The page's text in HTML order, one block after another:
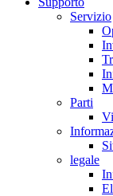
Servizio
Parti
legale